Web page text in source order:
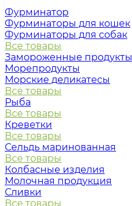
Фурминатор
Фурминаторы для кошек
Фурминаторы для собак
Все товары
Замороженные продукты
Морепродукты
Морские деликатесы
Все товары
Рыба
Все товары
Креветки
Все товары
Сельдь маринованная
Все товары
Колбасные изделия
Молочная продукция
Сливки
Все товары